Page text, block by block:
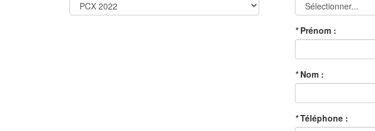
* Prénom :
* Nom :
* Téléphone :